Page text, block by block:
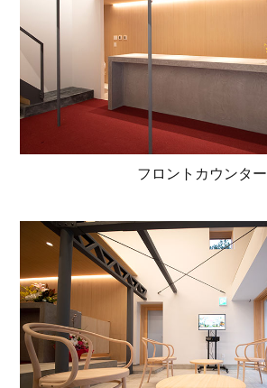
フロントカウンター